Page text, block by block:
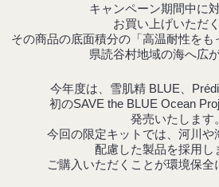
キャンペーン期間中に
お買い上げいただく
その商品の底面積分の「高温耐性を
県読谷村地域の海へ広が
今年度は、雪肌精 BLUE、
初のSAVE the BLUE Ocean
発売いたします。
今回の限定キットでは、河川や
配慮した製品を採用し
ご購入いただくことが環境保全